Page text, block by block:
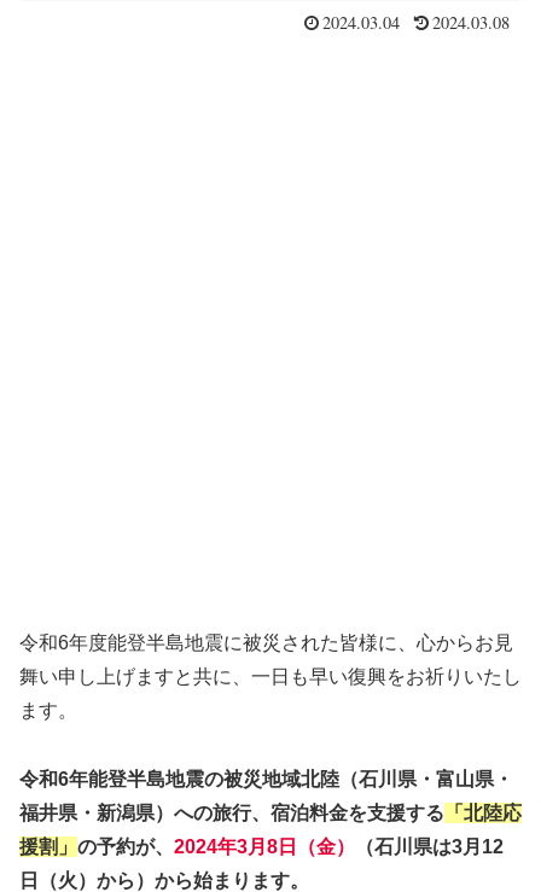
2024.03.04 2024.03.08
令和6年度能登半島地震に被災された皆様に、心からお見
舞い申し上げますと共に、一日も早い復興をお祈りいたし
ます。
令和6年能登半島地震の被災地域北陸（石川県・富山県・
福井県・新潟県）への旅行、宿泊料金を支援する 「北陸応
援割」 の予約が、 2024年3月8日（金）
（石川県は3月12
日（火）から）から始まります。